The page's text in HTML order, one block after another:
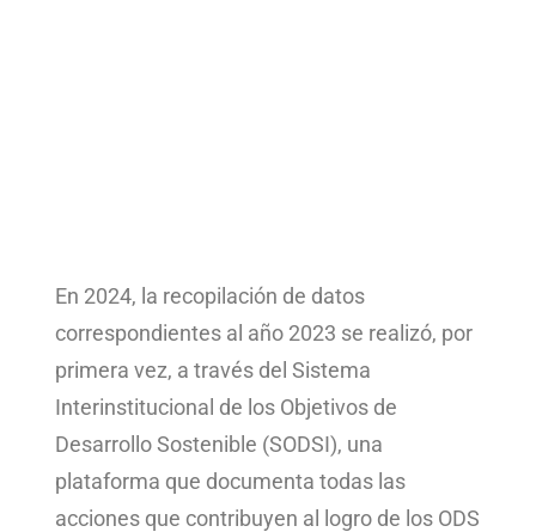
En 2024, la recopilación de datos
correspondientes al año 2023 se realizó, por
primera vez, a través del Sistema
Interinstitucional de los Objetivos de
Desarrollo Sostenible (SODSI), una
plataforma que documenta todas las
acciones que contribuyen al logro de los ODS